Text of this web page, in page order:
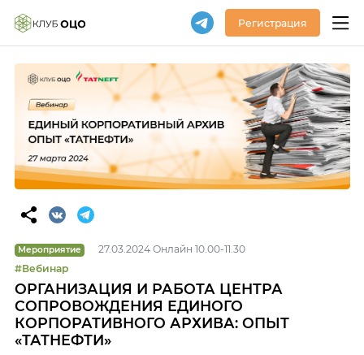
Регистрация
Мероприятие
27.03.2024 Онлайн 10.00-11.30
#Вебинар
ОРГАНИЗАЦИЯ И РАБОТА ЦЕНТРА
СОПРОВОЖДЕНИЯ ЕДИНОГО
КОРПОРАТИВНОГО АРХИВА: ОПЫТ
«ТАТНЕФТИ»